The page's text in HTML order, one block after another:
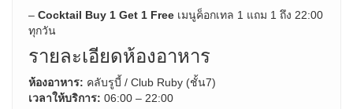
– Cocktail Buy 1 Get 1 Free เมนูค็อกเทล 1 แถม 1 ถึง 22:00
ทุกวัน
รายละเอียดห้องอาหาร
ห้องอาหาร: คลับรูบี้ / Club Ruby (ชั้น7)
เวลาให้บริการ: 06:00 – 22:00